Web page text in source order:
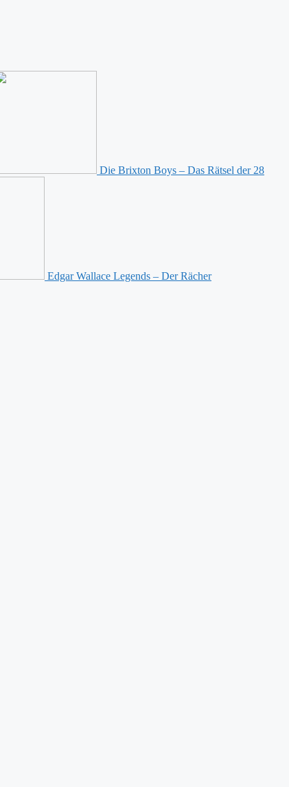
Die Brixton Boys – Das Rätsel der 28
Edgar Wallace Legends – Der Rächer